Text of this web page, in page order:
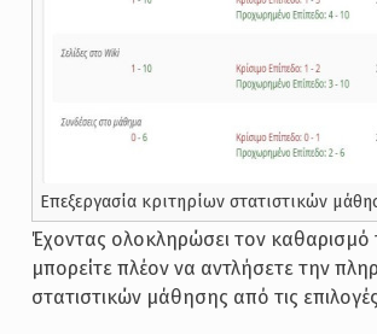
Επεξεργασία κριτηρίων στατιστικών
Έχοντας ολοκληρώσει τον καθαρισμό
μπορείτε πλέον να αντλήσετε την
στατιστικών μάθησης από τις